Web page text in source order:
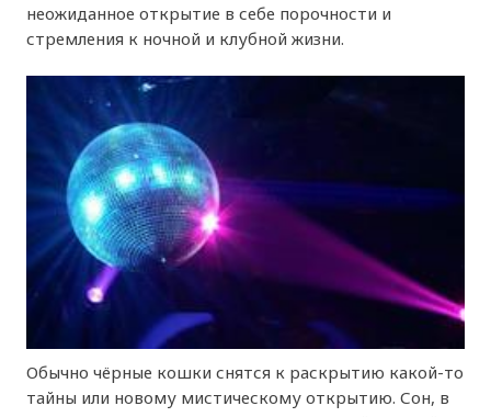
неожиданное открытие в себе порочности и
стремления к ночной и клубной жизни.
Обычно чёрные кошки снятся к раскрытию какой-то
тайны или новому мистическому открытию. Сон, в